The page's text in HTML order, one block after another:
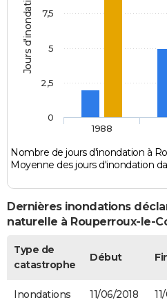
Jours d'inondation
Nombre de jours d'inondation à
Moyenne des jours d'inondation
1988
0
2,5
5
7,5
Dernières inondations
naturelle à Rouperroux-le-
Type de
catastrophe
Début
Inondations
11/06/2018